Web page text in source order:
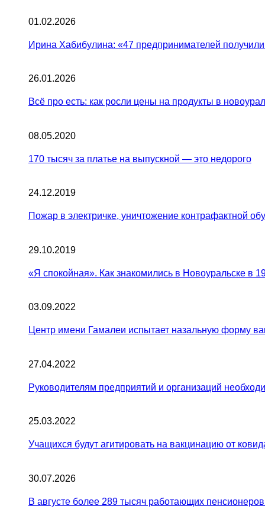
01.02.2026
Ирина Хабибулина: «47 предпринимателей
26.01.2026
Всё про есть: как росли цены на продукты в
08.05.2020
170 тысяч за платье на выпускной — это недорого
24.12.2019
Пожар в электричке, уничтожение контрафактной
29.10.2019
«Я спокойная». Как знакомились в Новоуральске в
03.09.2022
Центр имени Гамалеи испытает назальную форму
27.04.2022
Руководителям предприятий и организаций
25.03.2022
Учащихся будут агитировать на вакцинацию от
30.07.2026
В августе более 289 тысяч работающих